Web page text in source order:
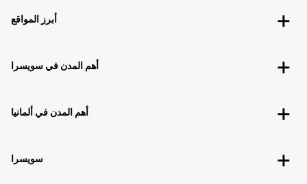
أبرز المواقع
أهم المدن في سويسرا
أهم المدن في ألمانيا
سويسرا